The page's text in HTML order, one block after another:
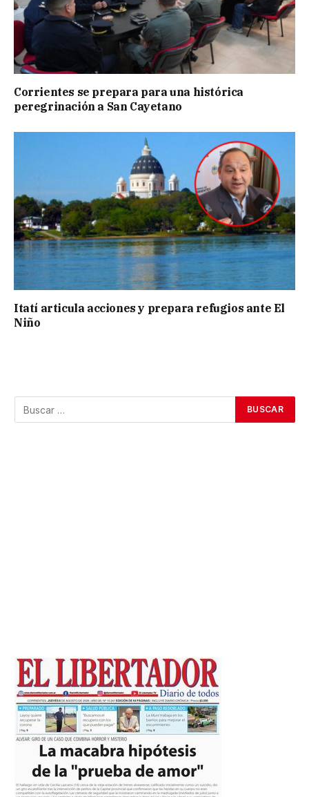
Corrientes se prepara para una histórica
peregrinación a San Cayetano
Itatí articula acciones y prepara refugios ante El
Niño